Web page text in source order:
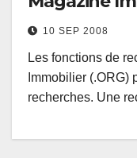
10 SEP 2008
Les fonctions de
Immobilier (.ORG)
recherches. Une